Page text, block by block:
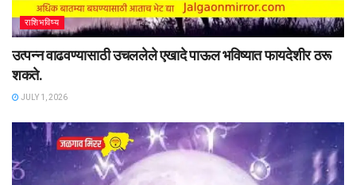
राशिभविष्य
उत्पन्न वाढवण्यासाठी उचललेले एखादे पाऊल भविष्यात फायदेशीर ठरू
शकते.
JULY 1, 2026